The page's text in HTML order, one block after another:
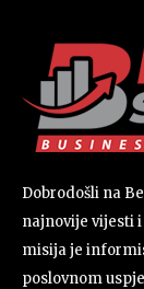
Dobrodošli na
najnovije vijesti
misija je
poslovnom